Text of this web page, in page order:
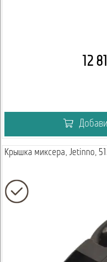
12
Крышка миксера, Jetinno,